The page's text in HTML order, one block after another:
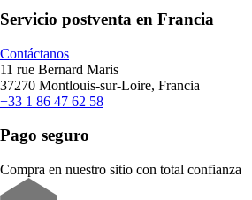
Servicio postventa en Francia
Contáctanos
11 rue Bernard Maris
37270 Montlouis-sur-Loire, Francia
+33 1 86 47 62 58
Pago seguro
Compra en nuestro sitio con total confianza